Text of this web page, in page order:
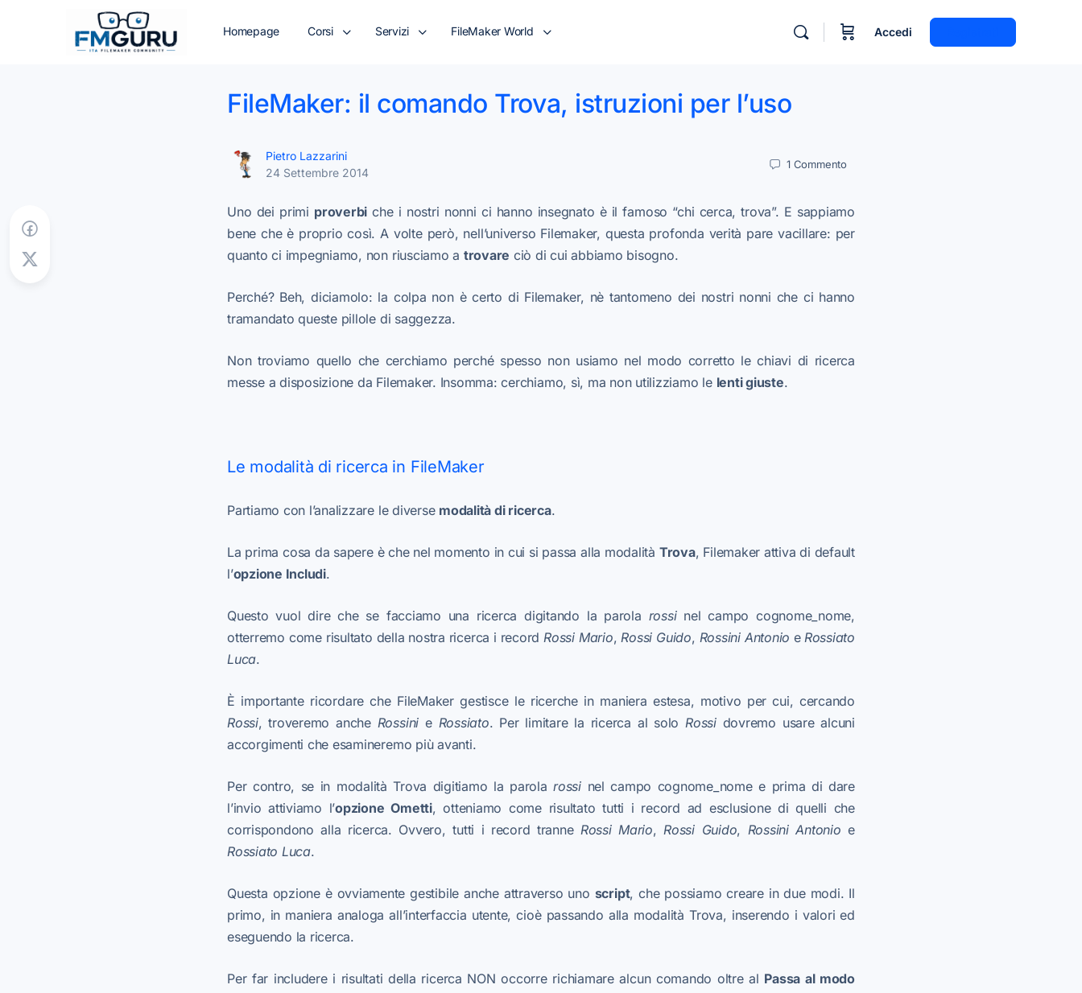
Homepage Corsi Servizi FileMaker World Accedi
FileMaker: il comando Trova, istruzioni per l’uso
Pietro Lazzarini
24 Settembre 2014
1 Commento
Uno dei primi proverbi che i nostri nonni ci hanno insegnato è il famoso “chi cerca, trova”. E sappiamo
bene che è proprio così. A volte però, nell’universo Filemaker, questa profonda verità pare vacillare: per
quanto ci impegniamo, non riusciamo a trovare ciò di cui abbiamo bisogno.
Perché? Beh, diciamolo: la colpa non è certo di Filemaker, nè tantomeno dei nostri nonni che ci hanno
tramandato queste pillole di saggezza.
Non troviamo quello che cerchiamo perché spesso non usiamo nel modo corretto le chiavi di ricerca
messe a disposizione da Filemaker. Insomma: cerchiamo, sì, ma non utilizziamo le lenti giuste.
Le modalità di ricerca in FileMaker
Partiamo con l’analizzare le diverse modalità di ricerca.
La prima cosa da sapere è che nel momento in cui si passa alla modalità Trova, Filemaker attiva di default
l’opzione Includi.
Questo vuol dire che se facciamo una ricerca digitando la parola rossinel campo cognome_nome,
otterremo come risultato della nostra ricerca i recordRossiMario,Rossi Guido, Rossini Antonio e Rossiato
Luca.
È importante ricordare che FileMaker gestisce le ricerche in maniera estesa, motivo per cui, cercando
Rossi, troveremo anche Rossini e Rossiato. Per limitare la ricerca al solo Rossidovremo usare alcuni
accorgimenti che esamineremo più avanti.
Per contro, se in modalità Trova digitiamo la parolarossi nel campo cognome_nome e prima di dare
l’invio attiviamo l’opzione Ometti, otteniamo come risultato tutti i record ad esclusione di quelli che
corrispondono alla ricerca. Ovvero, tutti i record tranne Rossi Mario,Rossi Guido, Rossini Antonio e
Rossiato Luca.
Questa opzione è ovviamente gestibile anche attraverso uno script, che possiamo creare in due modi. Il
primo, in maniera analoga all’interfaccia utente, cioè passando alla modalità Trova, inserendo i valori ed
eseguendo la ricerca.
Per far includere i risultati della ricerca NON occorre richiamare alcun comando oltre al Passa al modo